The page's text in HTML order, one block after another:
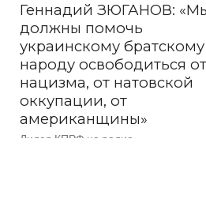
Геннадий ЗЮГАНОВ:
должны помочь
украинскому братскому
народу освободиться
нацизма, от натовской
оккупации, от
американщины»
Лидер КПРФ на радио